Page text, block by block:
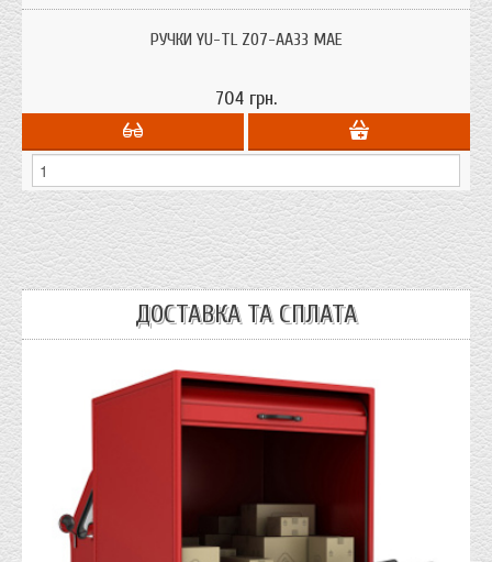
РУЧКИ YU-TL Z07-AA33 MAE
704 грн.
ДОСТАВКА ТА СПЛАТА